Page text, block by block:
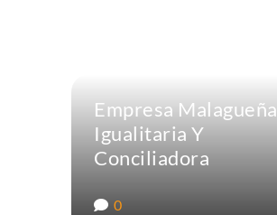
Empresa Malagueña
Igualitaria Y
Conciliadora
0